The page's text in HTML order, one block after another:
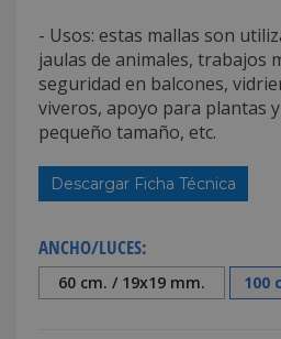
- Usos: estas mallas son
jaulas de animales, trabajos
seguridad en balcones,
viveros, apoyo para plantas
pequeño tamaño, etc.
Descargar Ficha Técnica
ANCHO/LUCES:
60 cm. / 19x19 mm. 100